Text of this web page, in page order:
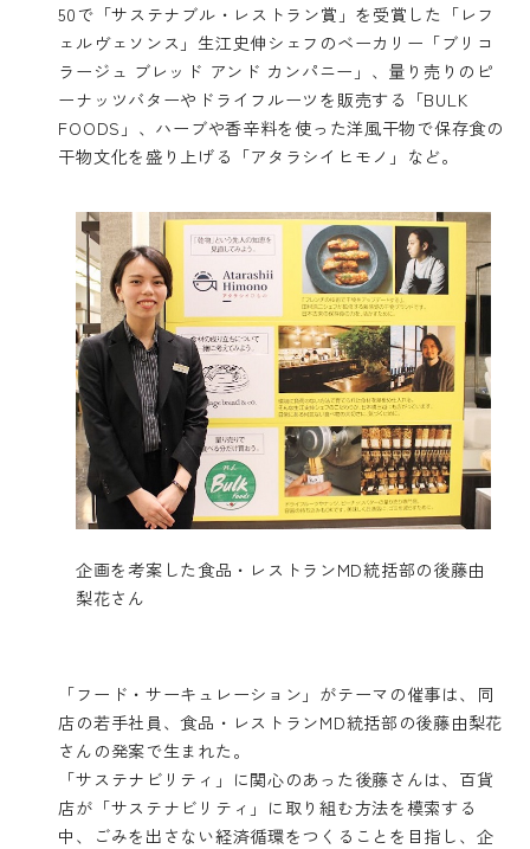
50で「サステナブル・レストラン賞」を受賞した「レフ
ェルヴェソンス」生江史伸シェフのベーカリー「ブリコ
ラージュ ブレッド アンド カンパニー」、量り売りのピ
ーナッツバターやドライフルーツを販売する「BULK
FOODS」、ハーブや香辛料を使った洋風干物で保存食の
干物文化を盛り上げる「アタラシイヒモノ」など。
企画を考案した食品・レストランMD統括部の後藤由
梨花さん
「フード・サーキュレーション」がテーマの催事は、同
店の若手社員、食品・レストランMD統括部の後藤由梨花
さんの発案で生まれた。
「サステナビリティ」に関心のあった後藤さんは、百貨
店が「サステナビリティ」に取り組む方法を模索する
中、ごみを出さない経済循環をつくることを目指し、企